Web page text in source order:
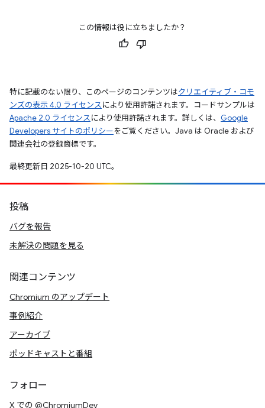
この情報は役に立ちましたか？
特に記載のない限り、このページのコンテンツはクリエイティブ・コモ
ンズの表示 4.0 ライセンスにより使用許諾されます。コードサンプルは
Apache 2.0 ライセンスにより使用許諾されます。詳しくは、 Google
Developers サイトのポリシーをご覧ください。Java は Oracle および
関連会社の登録商標です。
最終更新日 2025-10-20 UTC。
投稿
バグを報告
未解決の問題を見る
関連コンテンツ
Chromium のアップデート
事例紹介
アーカイブ
ポッドキャストと番組
フォロー
X での @ChromiumDev